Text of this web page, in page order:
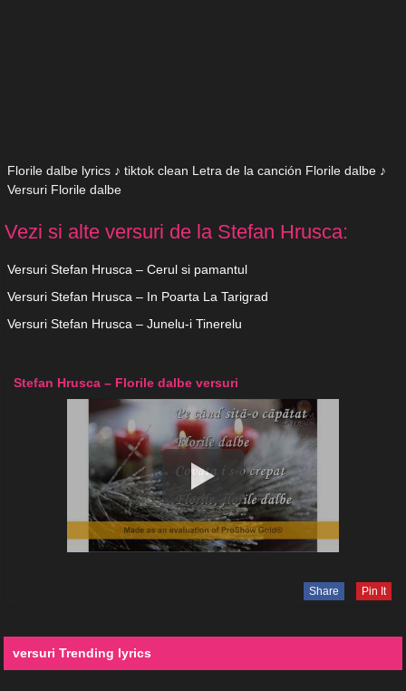
Florile dalbe lyrics ♪ tiktok clean Letra de la canción Florile dalbe ♪
Versuri Florile dalbe
Vezi si alte versuri de la Stefan Hrusca:
Versuri Stefan Hrusca – Cerul si pamantul
Versuri Stefan Hrusca – In Poarta La Tarigrad
Versuri Stefan Hrusca – Junelu-i Tinerelu
Stefan Hrusca – Florile dalbe versuri
Share Pin It
versuri Trending lyrics